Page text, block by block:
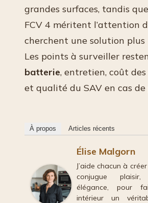
grandes surfaces, tandis
FCV 4 méritent l’attention
cherchent une solution
Les points à surveiller
batterie, entretien, coût des
et qualité du SAV en cas de
À propos Articles récents
Élise Malgorn
J’aide chacun à
conjugue
élégance, pour
intérieur un